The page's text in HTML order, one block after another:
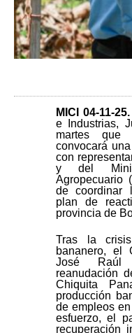
MICI 04-11-25.
e Industrias,
martes que
convocará
con
y del
Agropecuario
de coordinar
plan de
provincia de
Tras la
bananero, el
José Raúl
reanudación
Chiquita
producción
de empleos
esfuerzo, el
recuperación